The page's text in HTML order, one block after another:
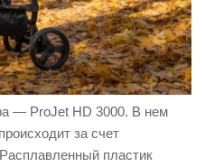
— ProJet HD 3000. В нем
за счет
пластик